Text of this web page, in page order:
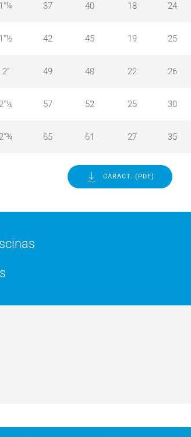
1"¼ 37 40 18 24
1"½ 42 45 19 25
2" 49 48 22 26
2"¼ 57 52 25 30
2"¾ 65 61 27 35
CARACT. (PDF)